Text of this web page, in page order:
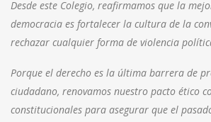
Desde este Colegio, reafirmamos que la
democracia es fortalecer la cultura de la
rechazar cualquier forma de violencia
Porque el derecho es la última barrera de
ciudadano, renovamos nuestro pacto ético
constitucionales para asegurar que el